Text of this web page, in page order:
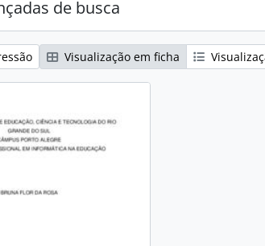
de busca
Visualização em ficha